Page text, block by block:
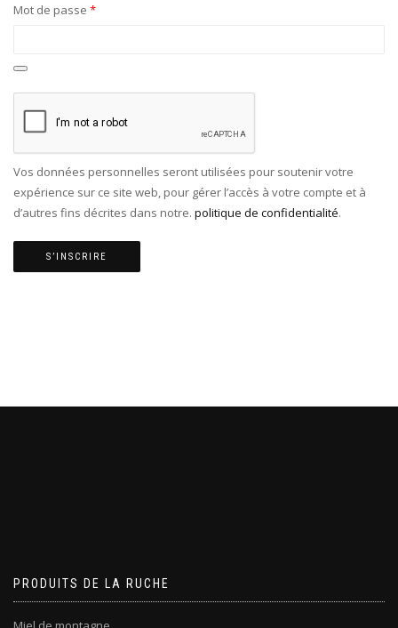
Mot de passe *Obligatoire
Vos données personnelles seront utilisées pour soutenir votre
expérience sur ce site web, pour gérer l’accès à votre compte et à
d’autres fins décrites dans notre. politique de confidentialité.
S’INSCRIRE
PRODUITS DE LA RUCHE